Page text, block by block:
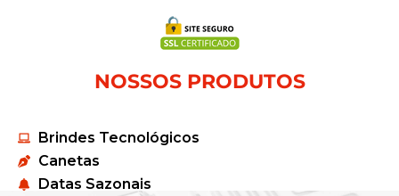
NOSSOS PRODUTOS
Brindes Tecnológicos
Canetas
Datas Sazonais